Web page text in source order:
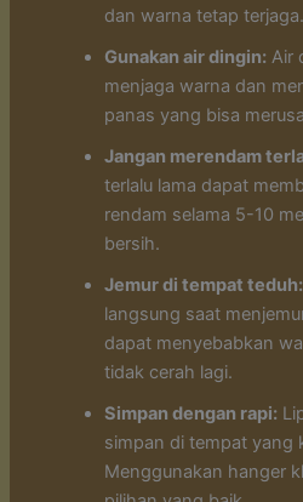
dan warna tetap terjaga.
Gunakan air dingin: Air
menjaga warna dan
panas yang bisa
Jangan merendam
terlalu lama dapat
rendam selama 5-10
bersih.
Jemur di tempat teduh:
langsung saat
dapat menyebabkan
tidak cerah lagi.
Simpan dengan rapi:
simpan di tempat yang
Menggunakan hanger